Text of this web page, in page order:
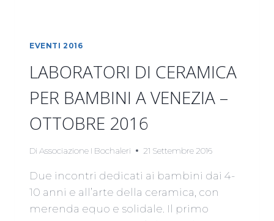
EVENTI 2016
LABORATORI DI CERAMICA
PER BAMBINI A VENEZIA –
OTTOBRE 2016
Di Associazione I Bochaleri 21 Settembre 2016
Due incontri dedicati ai bambini dai 4-
10 anni e all’arte della ceramica, con
merenda equo e solidale. Il primo